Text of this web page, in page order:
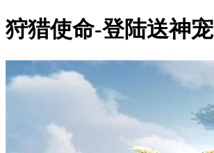
狩猎使命-登陆送神宠